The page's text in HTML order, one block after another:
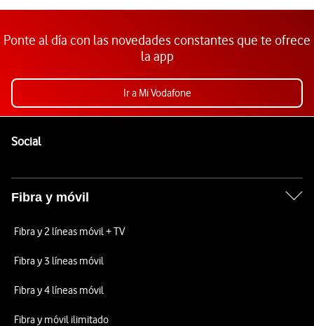
Ponte al día con las novedades constantes que te ofrece
la app
Ir a Mi Vodafone
SocialEnlaces a las redes sociales de Vodafone
Fibra y móvil
Fibra y 2 líneas móvil + TV
Fibra y 3 líneas móvil
Fibra y 4 líneas móvil
Fibra y móvil ilimitado